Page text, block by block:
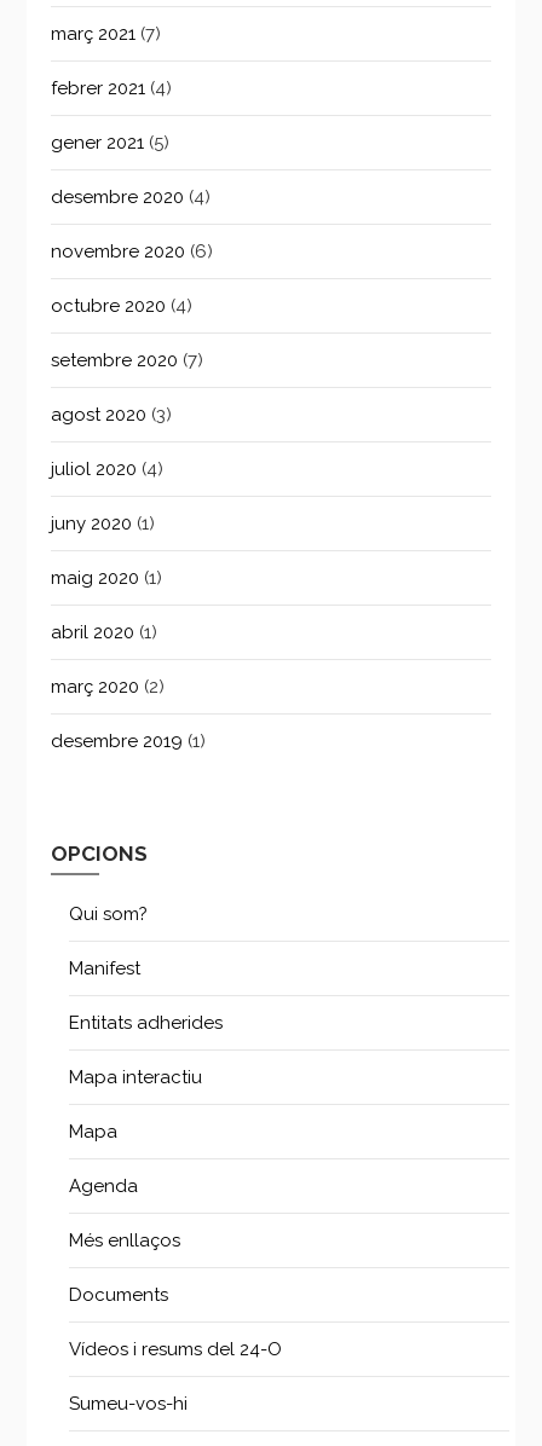
març 2021 (7)
febrer 2021 (4)
gener 2021 (5)
desembre 2020 (4)
novembre 2020 (6)
octubre 2020 (4)
setembre 2020 (7)
agost 2020 (3)
juliol 2020 (4)
juny 2020 (1)
maig 2020 (1)
abril 2020 (1)
març 2020 (2)
desembre 2019 (1)
OPCIONS
Qui som?
Manifest
Entitats adherides
Mapa interactiu
Mapa
Agenda
Més enllaços
Documents
Vídeos i resums del 24-O
Sumeu-vos-hi